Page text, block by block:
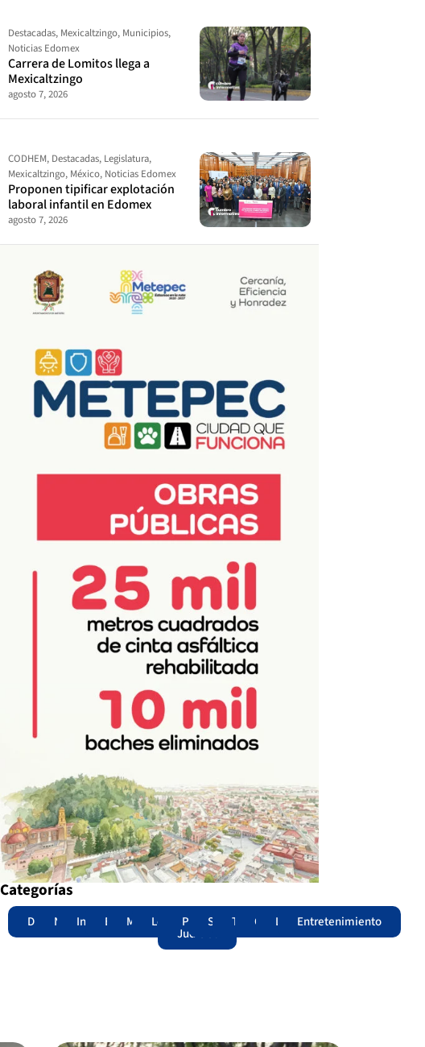
Destacadas, Mexicaltzingo, Municipios,
Noticias Edomex
Carrera de Lomitos llega a
Mexicaltzingo
agosto 7, 2026
CODHEM, Destacadas, Legislatura,
Mexicaltzingo, México, Noticias Edomex
Proponen tipificar explotación
laboral infantil en Edomex
agosto 7, 2026
Categorías
Destacadas
NacionalInternacional
EdomexMunicipiosLegislatura
Poder
Judicial
SeguridadTrámites
OpiniónLomitosEntretenimiento